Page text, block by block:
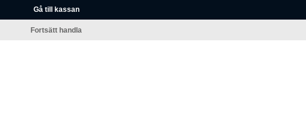
Gå till kassan
Fortsätt handla